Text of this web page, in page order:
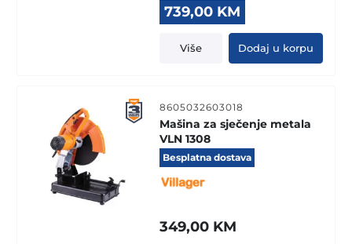
Original
price
was:
919,00 KM.
739,00 KM
price
is:
739,00 KM.
Više Dodaj u korpu
8605032603018
Mašina za sječenje metala
VLN 1308
Besplatna dostava
349,00 KM